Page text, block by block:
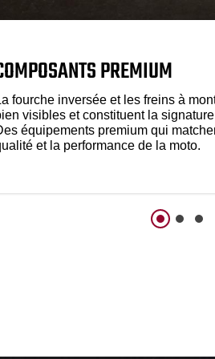
PREMIUM
fourche inversée et les freins à
visibles et constituent la
équipements premium qui
et la performance de la moto.